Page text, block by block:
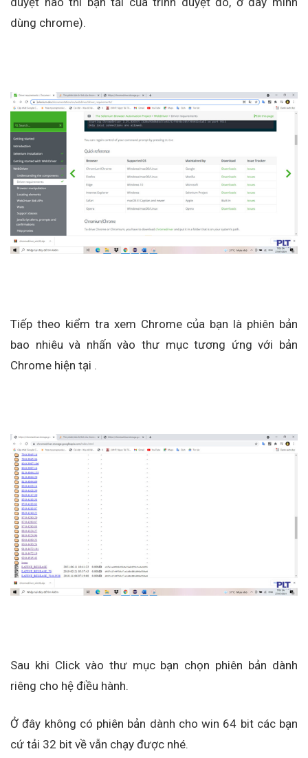
dùng chrome).
Tiếp theo kiểm tra xem Chrome của bạn là phiên bản
bao nhiêu và nhấn vào thư mục tương ứng với bản
Chrome hiện tại .
Sau khi Click vào thư mục bạn chọn phiên bản dành
riêng cho hệ điều hành.
Ở đây không có phiên bản dành cho win 64 bit các bạn
cứ tải 32 bit về vẫn chạy được nhé.